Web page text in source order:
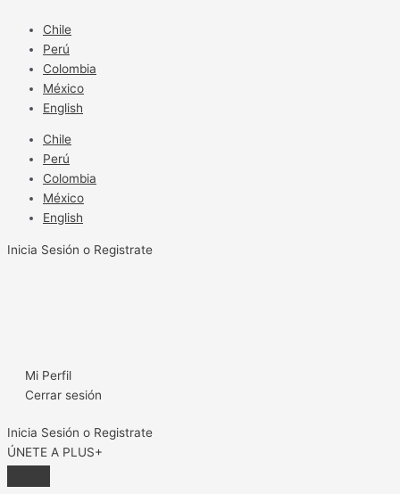
contenido
Chile
Perú
Colombia
México
English
Chile
Perú
Colombia
México
English
Inicia Sesión o Registrate
Mi Perfil
Cerrar sesión
Inicia Sesión o Registrate
ÚNETE A PLUS+